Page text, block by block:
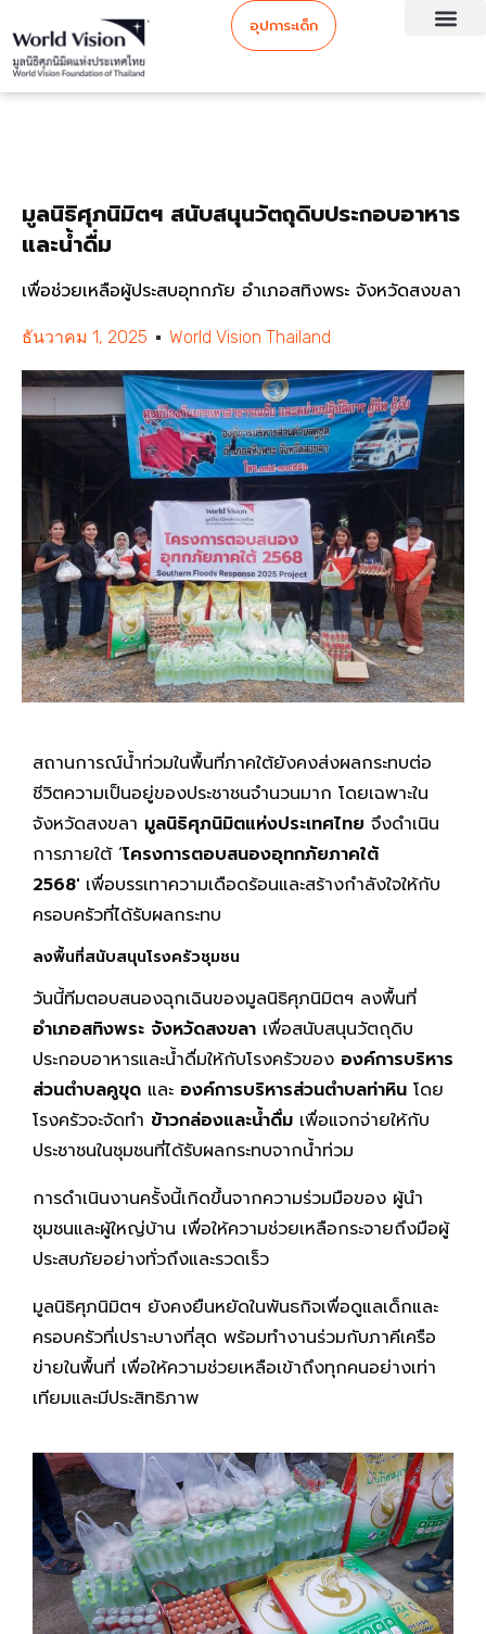
อุปการะเด็ก
มูลนิธิศุภนิมิตฯ สนับสนุนวัตถุดิบประกอบอาหาร
และน้ำดื่ม
เพื่อช่วยเหลือผู้ประสบอุทกภัย อำเภอสทิงพระ จังหวัดสงขลา
ธันวาคม 1, 2025 World Vision Thailand
สถานการณ์น้ำท่วมในพื้นที่ภาคใต้ยังคงส่งผลกระทบต่อ
ชีวิตความเป็นอยู่ของประชาชนจำนวนมาก โดยเฉพาะใน
จังหวัดสงขลา มูลนิธิศุภนิมิตแห่งประเทศไทย จึงดำเนิน
การภายใต้ ‘โครงการตอบสนองอุทกภัยภาคใต้
2568′ เพื่อบรรเทาความเดือดร้อนและสร้างกำลังใจให้กับ
ครอบครัวที่ได้รับผลกระทบ
ลงพื้นที่สนับสนุนโรงครัวชุมชน
วันนี้ทีมตอบสนองฉุกเฉินของมูลนิธิศุภนิมิตฯ ลงพื้นที่
อำเภอสทิงพระ จังหวัดสงขลา เพื่อสนับสนุนวัตถุดิบ
ประกอบอาหารและน้ำดื่มให้กับโรงครัวของ องค์การบริหาร
ส่วนตำบลคูขุด และ องค์การบริหารส่วนตำบลท่าหิน โดย
โรงครัวจะจัดทำ ข้าวกล่องและน้ำดื่ม เพื่อแจกจ่ายให้กับ
ประชาชนในชุมชนที่ได้รับผลกระทบจากน้ำท่วม
การดำเนินงานครั้งนี้เกิดขึ้นจากความร่วมมือของ ผู้นำ
ชุมชนและผู้ใหญ่บ้าน เพื่อให้ความช่วยเหลือกระจายถึงมือผู้
ประสบภัยอย่างทั่วถึงและรวดเร็ว
มูลนิธิศุภนิมิตฯ ยังคงยืนหยัดในพันธกิจเพื่อดูแลเด็กและ
ครอบครัวที่เปราะบางที่สุด พร้อมทำงานร่วมกับภาคีเครือ
ข่ายในพื้นที่ เพื่อให้ความช่วยเหลือเข้าถึงทุกคนอย่างเท่า
เทียมและมีประสิทธิภาพ